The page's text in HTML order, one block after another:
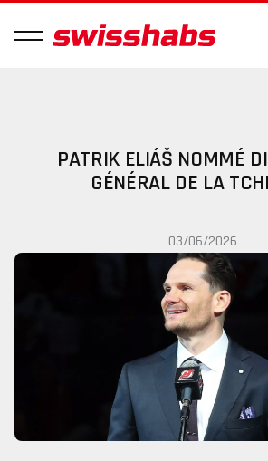
PATRIK ELIÁŠ NOMMÉ
GÉNÉRAL DE LA
03/06/2026